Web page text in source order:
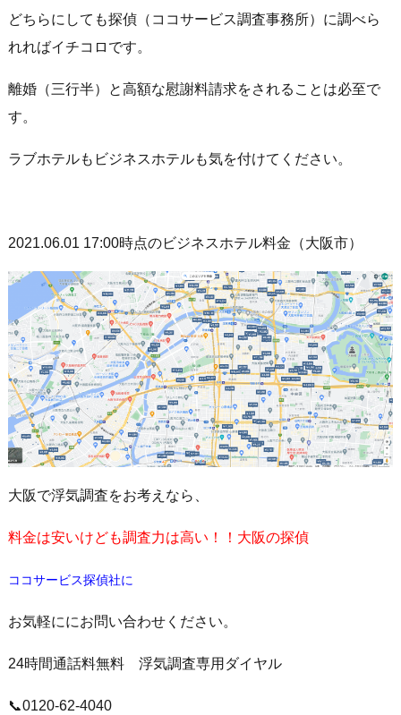
どちらにしても探偵（ココサービス調査事務所）に調べら
れればイチコロです。
離婚（三行半）と高額な慰謝料請求をされることは必至で
す。
ラブホテルもビジネスホテルも気を付けてください。
2021.06.01 17:00時点のビジネスホテル料金（大阪市）
大阪で浮気調査をお考えなら、
料金は安いけども調査力は高い！！大阪の探偵
ココサービス探偵社に
お気軽ににお問い合わせください。
24時間通話料無料 浮気調査専用ダイヤル
📞0120-62-4040